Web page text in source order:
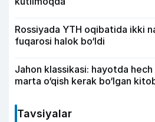
Rossiyada YTH oqibatida ikki
fuqarosi halok bo‘ldi
Jahon klassikasi: hayotda hech
marta o‘qish kerak bo‘lgan
Tavsiyalar